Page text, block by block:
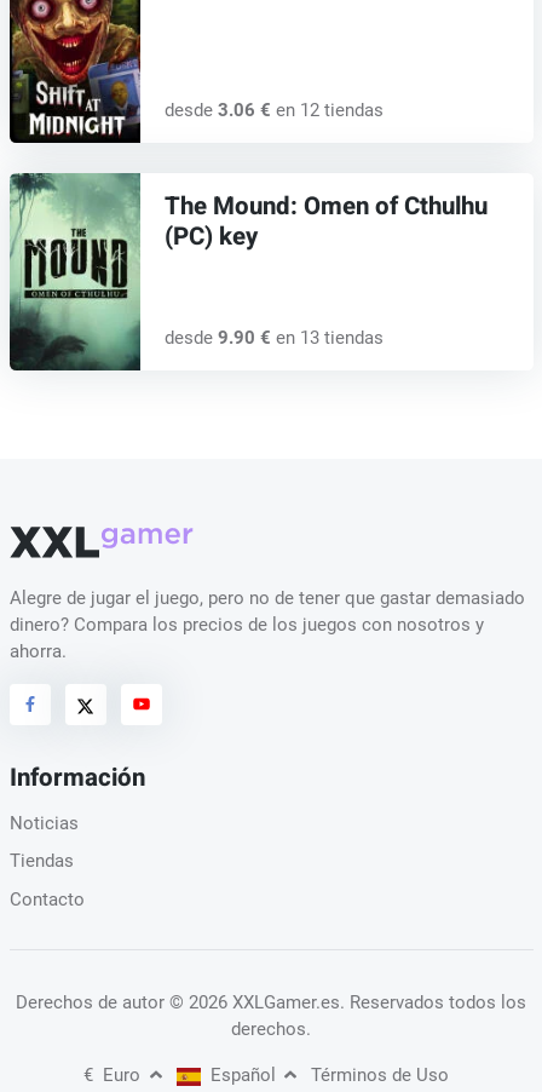
desde 3.06 € en 12 tiendas
The Mound: Omen of Cthulhu
(PC) key
desde 9.90 € en 13 tiendas
Alegre de jugar el juego, pero no de tener que gastar demasiado
dinero? Compara los precios de los juegos con nosotros y
ahorra.
Información
Noticias
Tiendas
Contacto
Derechos de autor © 2026 XXLGamer.es. Reservados todos los
derechos.
€ Euro Español
Términos de Uso